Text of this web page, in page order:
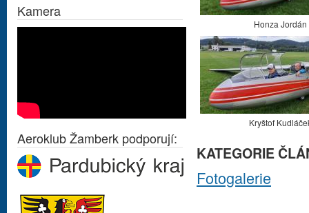
Honza Jordán
Kryštof
KATEGORIE
Fotogalerie
Kamera
Aeroklub Žamberk podporují: